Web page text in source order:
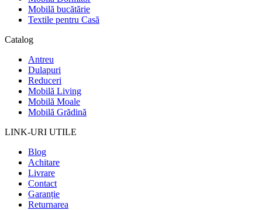
Mobilă bucătărie
Textile pentru Casă
Catalog
Antreu
Dulapuri
Reduceri
Mobilă Living
Mobilă Moale
Mobilă Grădină
LINK-URI UTILE
Blog
Achitare
Livrare
Contact
Garanție
Returnarea